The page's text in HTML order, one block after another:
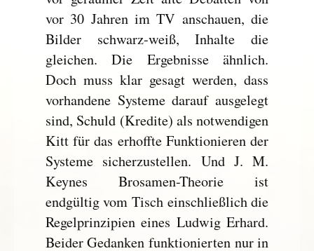
vor 30 Jahren im TV anschauen, die
Bilder schwarz-weiß, Inhalte die
gleichen. Die Ergebnisse ähnlich.
Doch muss klar gesagt werden, dass
vorhandene Systeme darauf ausgelegt
sind, Schuld (Kredite) als notwendigen
Kitt für das erhoffte Funktionieren der
Systeme sicherzustellen. Und J. M.
Keynes Brosamen-Theorie ist
endgültig vom Tisch einschließlich die
Regelprinzipien eines Ludwig Erhard.
Beider Gedanken funktionierten nur in